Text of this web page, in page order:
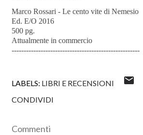
Marco Rossari - Le cento vite di Nemesio
Ed. E/O 2016
500 pg.
Attualmente in commercio
-----------------------------------------------------
LABELS: LIBRI E RECENSIONI
CONDIVIDI
Commenti